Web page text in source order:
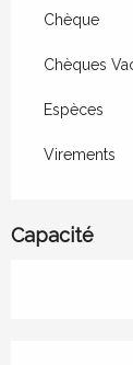
Chèque
Chèques
Espèces
Virements
Capacité